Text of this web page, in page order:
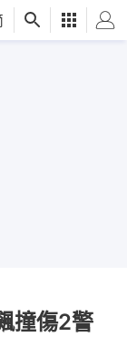
撞傷2警